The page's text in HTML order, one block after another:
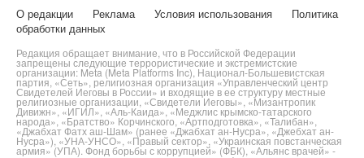
О редакции Реклама Условия использования
Политика
обработки данных
Редакция обращает внимание, что в Российской Федерации
запрещены следующие террористические и экстремистские
организации: Meta (Meta Platforms Inc), Национал-Большевистская
партия, «Сеть», религиозная организация «Управленческий центр
Свидетелей Иеговы в России» и входящие в ее структуру местные
религиозные организации, «Свидетели Иеговы», «Мизантропик
Дивижн», «ИГИЛ», «Аль-Каида», «Меджлис крымско-татарского
народа», «Братство» Корчинского, «Артподготовка», «Талибан»,
«Джабхат Фатх аш-Шам» (ранее «Джабхат ан-Нусра», «Джебхат ан-
Нусра»), «УНА-УНСО», «Правый сектор», «Украинская повстанческая
армия» (УПА). Фонд борьбы с коррупцией» (ФБК), «Альянс врачей» -